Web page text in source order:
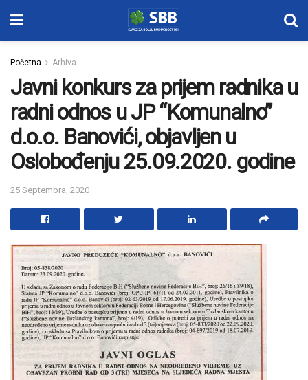
Početna Arhiva
Javni konkurs za prijem radnika u
radni odnos u JP “Komunalno”
d.o.o. Banovići, objavljen u
Oslobođenju 25.09.2020. godine
25 Septembra, 2020